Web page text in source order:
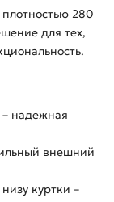
280
для тех,
– надежная
внешний
куртки –